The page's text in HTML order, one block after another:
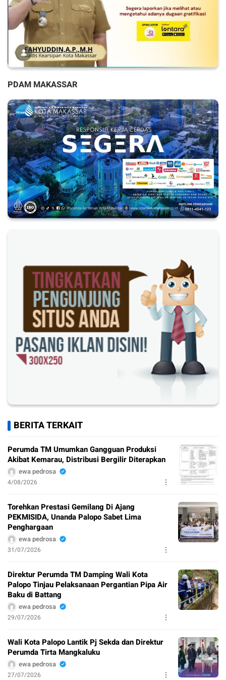
PDAM MAKASSAR
BERITA TERKAIT
Perumda TM Umumkan Gangguan Produksi
Akibat Kemarau, Distribusi Bergilir Diterapkan
ewa pedrosa
4/08/2026
Torehkan Prestasi Gemilang Di Ajang
PEKMISIDA, Unanda Palopo Sabet Lima
Penghargaan
ewa pedrosa
31/07/2026
Direktur Perumda TM Damping Wali Kota
Palopo Tinjau Pelaksanaan Pergantian Pipa Air
Baku di Battang
ewa pedrosa
29/07/2026
Wali Kota Palopo Lantik Pj Sekda dan Direktur
Perumda Tirta Mangkaluku
ewa pedrosa
27/07/2026